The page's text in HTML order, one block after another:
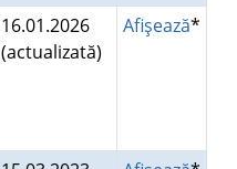
16.01.2026
(actualizată)
Afişează*